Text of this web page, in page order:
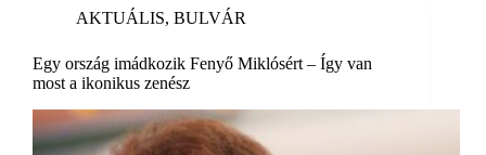
AKTUÁLIS, BULVÁR
Egy ország imádkozik Fenyő Miklósért – Így van
most a ikonikus zenész